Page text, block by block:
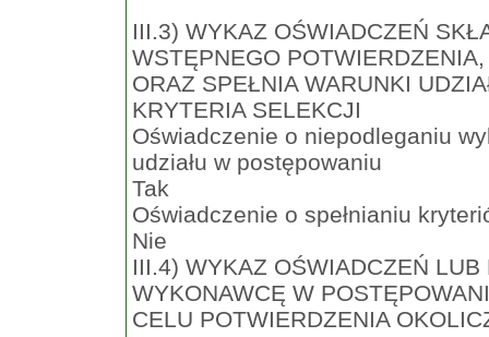
III.3) WYKAZ OŚWIADCZEŃ
WSTĘPNEGO
ORAZ SPEŁNIA WARUNKI
KRYTERIA SELEKCJI
Oświadczenie o niepodleganiu
udziału w postępowaniu
Tak
Oświadczenie o spełnianiu
Nie
III.4) WYKAZ OŚWIADCZEŃ
WYKONAWCĘ W
CELU POTWIERDZENIA